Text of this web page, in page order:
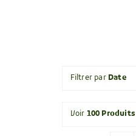
Filtrer par Date
Voir 100 Produits